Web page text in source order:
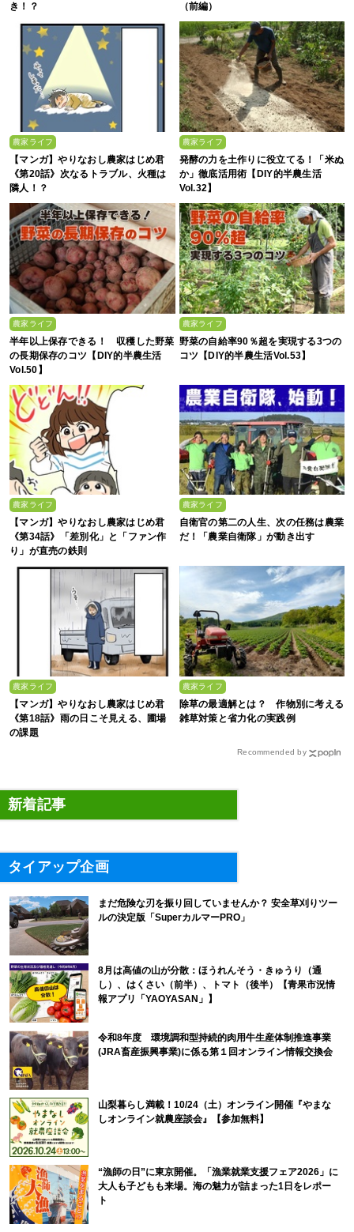
き！？ （前編）
農家ライフ
【マンガ】やりなおし農家はじめ君
《第20話》次なるトラブル、火種は
隣人！？
農家ライフ
発酵の力を土作りに役立てる！「米ぬ
か」徹底活用術【DIY的半農生活
Vol.32】
農家ライフ
半年以上保存できる！ 収穫した野菜
の長期保存のコツ【DIY的半農生活
Vol.50】
農家ライフ
野菜の自給率90％超を実現する3つの
コツ【DIY的半農生活Vol.53】
農家ライフ
【マンガ】やりなおし農家はじめ君
《第34話》「差別化」と「ファン作
り」が直売の鉄則
農家ライフ
自衛官の第二の人生、次の任務は農業
だ！「農業自衛隊」が動き出す
農家ライフ
【マンガ】やりなおし農家はじめ君
《第18話》雨の日こそ見える、圃場
の課題
農家ライフ
除草の最適解とは？ 作物別に考える
雑草対策と省力化の実践例
Recommended by
新着記事
タイアップ企画
まだ危険な刃を振り回していませんか？ 安全草刈りツー
ルの決定版「SuperカルマーPRO」
8月は高値の山が分散：ほうれんそう・きゅうり（通
し）、はくさい（前半）、トマト（後半）【青果市況情
報アプリ「YAOYASAN」】
令和8年度 環境調和型持続的肉用牛生産体制推進事業
(JRA畜産振興事業)に係る第１回オンライン情報交換会
山梨暮らし満載！10/24（土）オンライン開催『やまな
しオンライン就農座談会』【参加無料】
“漁師の日”に東京開催。「漁業就業支援フェア2026」に
大人も子どもも来場。海の魅力が詰まった1日をレポー
ト